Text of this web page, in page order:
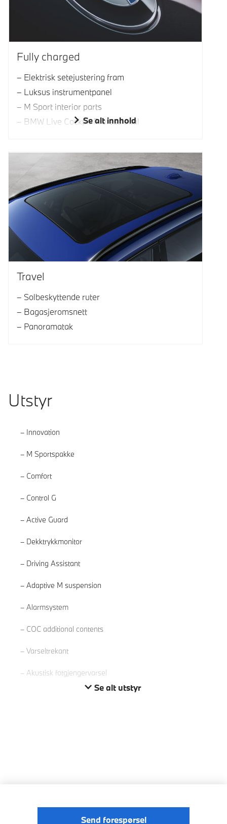
Fully charged
Elektrisk setejustering fram
Luksus instrumentpanel
M Sport interior parts
BMW Live Cockpit Professional
Se alt innhold
Travel
Solbeskyttende ruter
Bagasjeromsnett
Panoramatak
Utstyr
Innovation
M Sportspakke
Comfort
Control G
Active Guard
Dekktrykkmonitor
Driving Assistant
Adaptive M suspension
Alarmsystem
COC additional contents
Varseltrekant
Akustisk fotgjengervarsel
Se alt utstyr
Send forespørsel